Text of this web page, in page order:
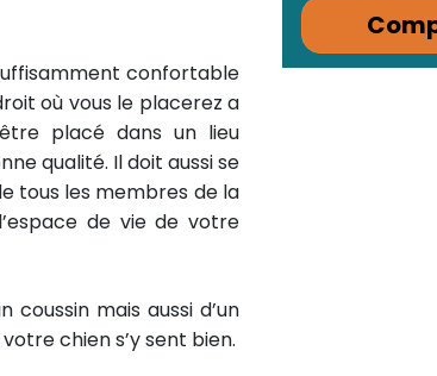
confortable
où vous le placerez a
placé dans un lieu
qualité. Il doit aussi se
tous les membres de la
de vie de votre
mais aussi d’un
chien s’y sent bien.